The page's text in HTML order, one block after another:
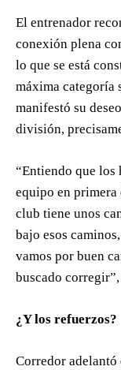
El entrenador
conexión plena
lo que se está
máxima categoría
manifestó su
división,
“Entiendo que
equipo en
club tiene unos
bajo esos
vamos por buen
buscado
¿Y los refuerzos?
Corredor adelantó